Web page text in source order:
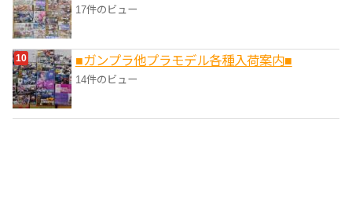
17件のビュー
■ガンプラ他プラモデル各種入荷案内■
14件のビュー